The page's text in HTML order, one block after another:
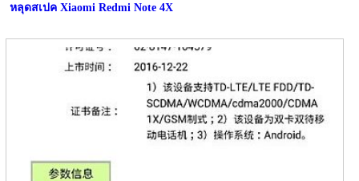
หลุดสเปค Xiaomi Redmi Note 4X